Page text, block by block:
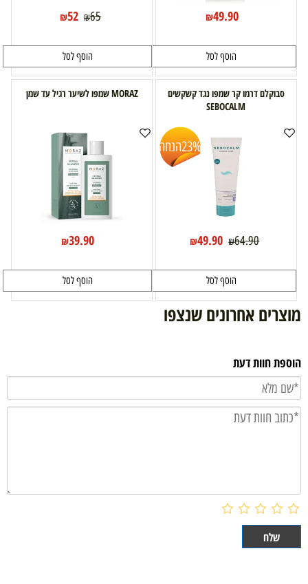
₪49.90
הוסף לסל
₪65
₪52
הוסף לסל
סבוקלם דרמו קר שמפו נגד קשקשים
SEBOCALM
23%הנחה
₪64.90
₪49.90
הוסף לסל
MORAZ שמפו לשיער רגיל עד שמן
₪39.90
הוסף לסל
מוצרים אחרונים שנצפו
הוספת חוות דעת